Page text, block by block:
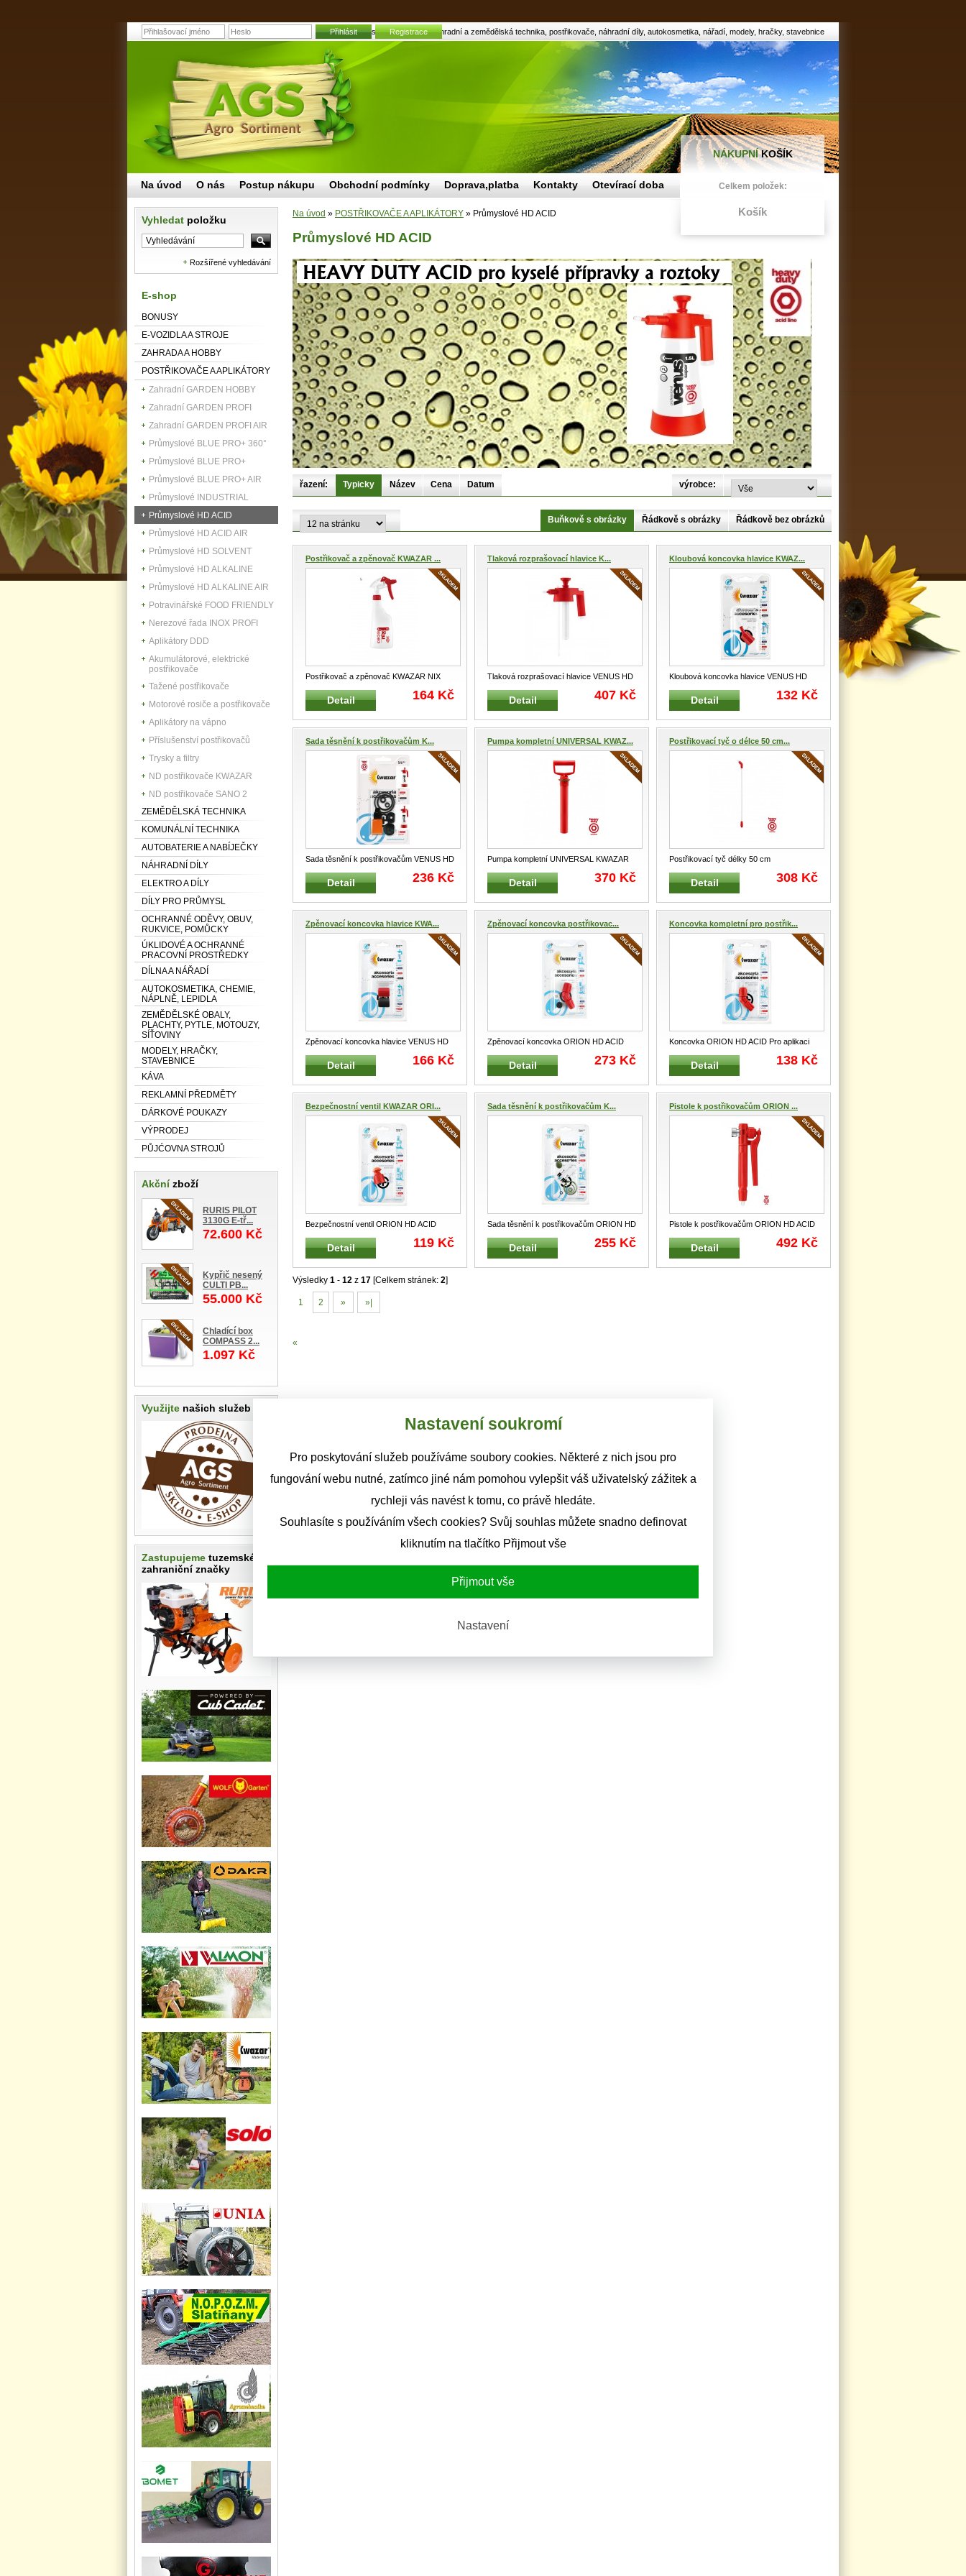
Nastavení soukromí
Pro poskytování služeb používáme soubory cookies. Některé z nich jsou pro
fungování webu nutné, zatímco jiné nám pomohou vylepšit váš uživatelský zážitek a
rychleji vás navést k tomu, co právě hledáte.
Souhlasíte s používáním všech cookies? Svůj souhlas můžete snadno definovat
kliknutím na tlačítko Přijmout vše
Přijmout vše
Nastavení
Průmyslové HD ACID | Zahradní a zemědělská technika, postřikovače, náhradní díly, autokosmetika, nářadí, modely, hračky, stavebnice
Přihlásit Registrace
Vyhledat položku
Rozšířené vyhledávání
E-shop
BONUSY
E-VOZIDLA A STROJE
ZAHRADA A HOBBY
POSTŘIKOVAČE A APLIKÁTORY
Zahradní GARDEN HOBBY
Zahradní GARDEN PROFI
Zahradní GARDEN PROFI AIR
Průmyslové BLUE PRO+ 360°
Průmyslové BLUE PRO+
Průmyslové BLUE PRO+ AIR
Průmyslové INDUSTRIAL
Průmyslové HD ACID
Průmyslové HD ACID AIR
Průmyslové HD SOLVENT
Průmyslové HD ALKALINE
Průmyslové HD ALKALINE AIR
Potravinářské FOOD FRIENDLY
Nerezové řada INOX PROFI
Aplikátory DDD
Akumulátorové, elektrické
postřikovače
Tažené postřikovače
Motorové rosiče a postřikovače
Aplikátory na vápno
Příslušenství postřikovačů
Trysky a filtry
ND postřikovače KWAZAR
ND postřikovače SANO 2
ZEMĚDĚLSKÁ TECHNIKA
KOMUNÁLNÍ TECHNIKA
AUTOBATERIE A NABÍJEČKY
NÁHRADNÍ DÍLY
ELEKTRO A DÍLY
DÍLY PRO PRŮMYSL
OCHRANNÉ ODĚVY, OBUV,
RUKVICE, POMŮCKY
ÚKLIDOVÉ A OCHRANNÉ
PRACOVNÍ PROSTŘEDKY
DÍLNA A NÁŘADÍ
AUTOKOSMETIKA, CHEMIE,
NÁPLNĚ, LEPIDLA
ZEMĚDĚLSKÉ OBALY,
PLACHTY, PYTLE, MOTOUZY,
SÍŤOVINY
MODELY, HRAČKY,
STAVEBNICE
KÁVA
REKLAMNÍ PŘEDMĚTY
DÁRKOVÉ POUKAZY
VÝPRODEJ
PŮJĆOVNA STROJŮ
Akčnízboží
RURIS PILOT
3130G E-tř...
72.600 Kč
Kypřič nesený
CULTI PB...
55.000 Kč
Chladící box
COMPASS 2...
1.097 Kč
Využijte našich služeb
Zastupujeme tuzemské i
zahraniční značky
Na úvod » POSTŘIKOVAČE A APLIKÁTORY » Průmyslové HD ACID
Průmyslové HD ACID
výrobce:
řazení: Typicky Název Cena Datum
Buňkově s obrázky Řádkově s obrázky Řádkově bez obrázků
Postřikovač a zpěnovač KWAZAR ...
Postřikovač a zpěnovač KWAZAR NIX
ACID HEAVY DUTY 0,5L jednočinný Pro
...
Detail 164 Kč
Tlaková rozprašovací hlavice K...
Tlaková rozprašovací hlavice VENUS HD
ACID Náhradní kompletní tlaková
Detail 407 Kč
Kloubová koncovka hlavice KWAZ...
Kloubová koncovka hlavice VENUS HD
ACID Náhradní kompletní kloubová k
Detail 132 Kč
Sada těsnění k postřikovačům K...
Sada těsnění k postřikovačům VENUS HD
ACID Náhradní kompletní sada tě
Detail 236 Kč
Pumpa kompletní UNIVERSAL KWAZ...
Pumpa kompletní UNIVERSAL KWAZAR
ORION HD ACID Náhradní pumpa
ramenní...
Detail 370 Kč
Postřikovací tyč o délce 50 cm...
Postřikovací tyč délky 50 cm
Pevná postřikovací tyč pro aplikaci v hů
...
Detail 308 Kč
Zpěnovací koncovka hlavice KWA...
Zpěnovací koncovka hlavice VENUS HD
ACID sada 3 ks Pro aplikaci zpěno
Detail 166 Kč
Zpěnovací koncovka postřikovac...
Zpěnovací koncovka ORION HD ACID
Pro aplikaci zpěnovacích průmyslovýc
...
Detail 273 Kč
Koncovka kompletní pro postřik...
Koncovka ORION HD ACID Pro aplikaci
zpěnovacích průmyslových, technic
Detail 138 Kč
Bezpečnostní ventil KWAZAR ORI...
Bezpečnostní ventil ORION HD ACID
Náhradní bezpečnostní ventil apliká
Detail 119 Kč
Sada těsnění k postřikovačům K...
Sada těsnění k postřikovačům ORION HD
ACID Náhradní kompletní sada tě
Detail 255 Kč
Pistole k postřikovačům ORION ...
Pistole k postřikovačům ORION HD ACID
Náhradní pistole s rukojetí na
Detail 492 Kč
Výsledky 1 - 12 z 17 [Celkem stránek: 2]
1 2 » »|
«
NÁKUPNÍKOŠÍK
Celkem položek:
Košík
Na úvod O nás Postup nákupu Obchodní podmínky Doprava,platba Kontakty Otevírací doba